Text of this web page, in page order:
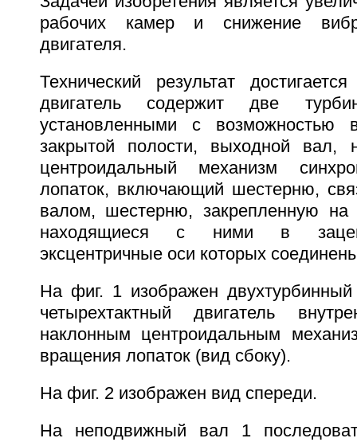
рабочих камер и снижение
двигателя.
Технический результат
двигатель содержит две
установленными с
закрытой полости, выходной вал,
центроидальный механизм
лопаток, включающий шестерню,
валом, шестерню, закрепленную
находящиеся с ними в
эксцентричные оси которых
На фиг. 1 изображен двухтурбинный
четырехтактный двигатель
наклонным центроидальным
вращения лопаток (вид сбоку).
На фиг. 2 изображен вид спереди.
На неподвижный вал 1